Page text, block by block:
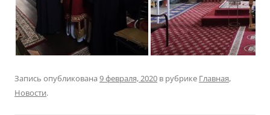
Запись опубликована 9 февраля, 2020 в рубрике Главная,
Новости.